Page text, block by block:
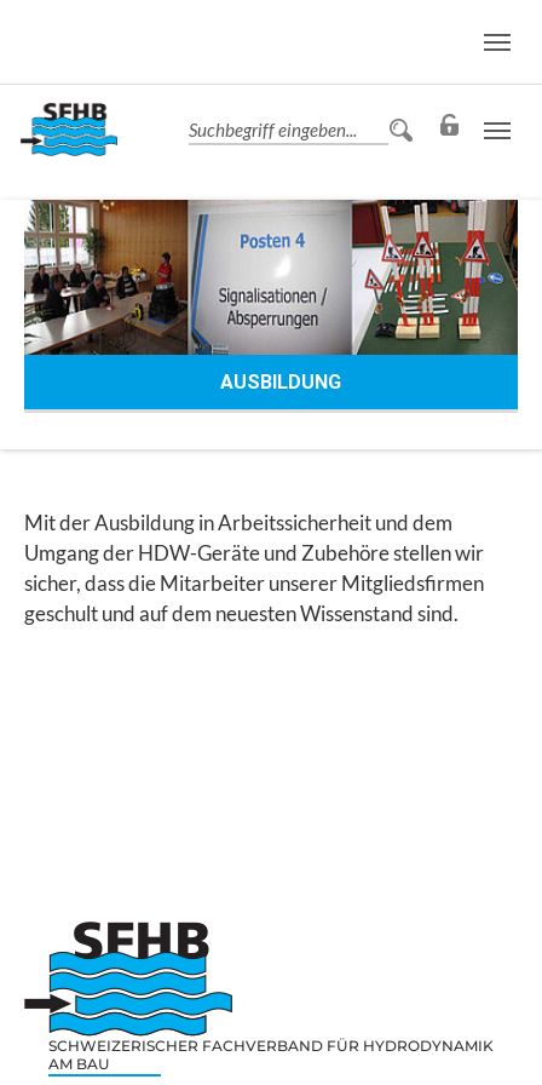
AUSBILDUNG
Mit der Ausbildung in Arbeitssicherheit und dem
Umgang der HDW-Geräte und Zubehöre stellen wir
sicher, dass die Mitarbeiter unserer Mitgliedsfirmen
geschult und auf dem neuesten Wissenstand sind.
SCHWEIZERISCHER FACHVERBAND FÜR HYDRODYNAMIK
AM BAU